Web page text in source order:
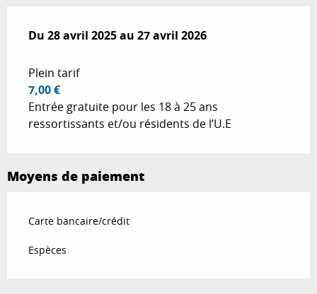
Du 28 avril 2025au 27 avril 2026
Du 28 avril 2025au 27 avril 2026
Plein tarif
7,00 €
Entrée gratuite pour les 18 à 25 ans
ressortissants et/ou résidents de l’U.E
Moyens de paiement
Carte bancaire/crédit
Espèces